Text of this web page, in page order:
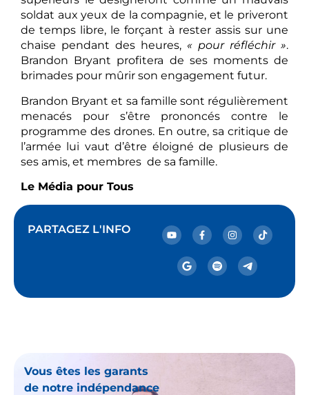
soldat aux yeux de la compagnie, et le priveront
de temps libre, le forçant à rester assis sur une
chaise pendant des heures, « pour réfléchir ».
Brandon Bryant profitera de ses moments de
brimades pour mûrir son engagement futur.
Brandon Bryant et sa famille sont régulièrement
menacés pour s’être prononcés contre le
programme des drones. En outre, sa critique de
l’armée lui vaut d’être éloigné de plusieurs de
ses amis, et membres de sa famille.
Le Média pour Tous
PARTAGEZ L'INFO
Vous êtes les garants
de notre indépendance